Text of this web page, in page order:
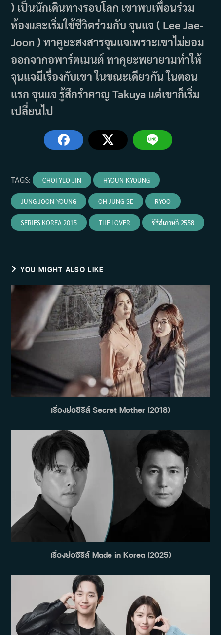
) เป็นนักเดินทางรอบโลก เขาพบเพื่อนร่วม
ห้องและเริ่มใช้ชีวิตร่วมกับ จุนแจ ( Lee Jae-
Joon ) ทาคูยะสงสารจุนแจเพราะเขาไม่ยอม
ออกจากอพาร์ตเมนต์ ทาคุยะพยายามทำให้
จุนแจมีเรื่องกับเขา ในขณะเดียวกัน ในตอน
แรก จุนแจ รู้สึกรำคาญ Takuya แต่เขาก็เริ่ม
เปลี่ยนไป
TAGS: CHOI YEO-JIN HYOUN-KYOUNG
JUNG JOON-YOUNG OH JUNG-SE RYOO
SERIES KOREA 2015 THE LOVER ซีรีส์เกาหลี 2558
YOU MIGHT ALSO LIKE
เรื่องย่อซีรีส์ Secret Mother (2018)
เรื่องย่อซีรีส์ Made in Korea (2025)